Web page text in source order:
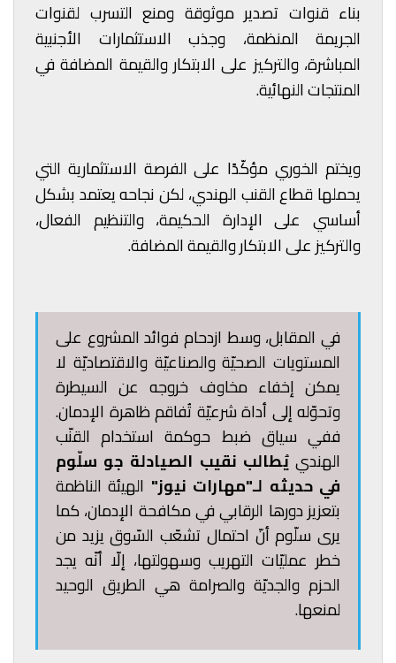
بناء قنوات تصدير موثوقة ومنع التسرب لقنوات
الجريمة المنظمة، وجذب الاستثمارات الأجنبية
المباشرة، والتركيز على الابتكار والقيمة المضافة في
المنتجات النهائية.
ويختم الخوري مؤكّدًا على الفرصة الاستثمارية التي
يحملها قطاع القنب الهندي، لكن نجاحه يعتمد بشكل
أساسي على الإدارة الحكيمة، والتنظيم الفعال،
والتركيز على الابتكار والقيمة المضافة.
في المقابل، وسط ازدحام فوائد المشروع على
المستويات الصحيّة والصناعيّة والاقتصاديّة لا
يمكن إخفاء مخاوف خروجه عن السيطرة
وتحوّله إلى أداة شرعيّة تُفاقم ظاهرة الإدمان.
ففي سياق ضبط حوكمة استخدام القنّب
الهندي يُطالب نقيب الصيادلة جو سلّوم
في حديثه لـ"مهارات نيوز" الهيئة الناظمة
بتعزيز دورها الرقابي في مكافحة الإدمان، كما
يرى سلّوم أنّ احتمال تشعّب السّوق يزيد من
خطر عمليّات التهريب وسهولتها، إلّا أنّه يجد
الحزم والجديّة والصرامة هي الطريق الوحيد
لمنعها.